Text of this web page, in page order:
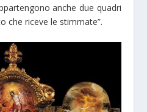
anche due quadri
che riceve le stimmate”.